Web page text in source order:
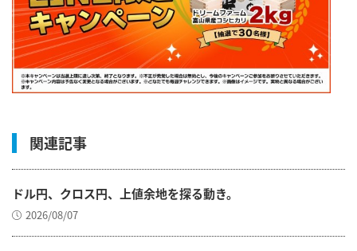
関連記事
ドル円、クロス円、上値余地を探る動き。
2026/08/07